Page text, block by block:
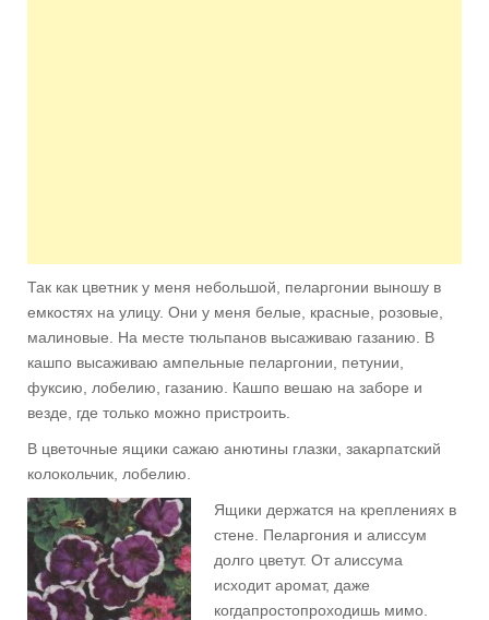
Так как цветник у меня небольшой, пеларгонии выношу в
емкостях на улицу. Они у меня белые, красные, розовые,
малиновые. На месте тюльпанов высаживаю газанию. В
кашпо высаживаю ампельные пеларгонии, петунии,
фуксию, лобелию, газанию. Кашпо вешаю на заборе и
везде, где только можно пристроить.
В цветочные ящики сажаю анютины глазки, закарпатский
колокольчик, лобелию.
Ящики держатся на креплениях в
стене. Пеларгония и алиссум
долго цветут. От алиссума
исходит аромат, даже
когдапростопроходишь мимо.